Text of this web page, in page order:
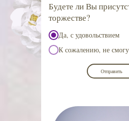
Будете ли Вы
торжестве?
Да, с удовольствием
К сожалению, не смогу
Отправить